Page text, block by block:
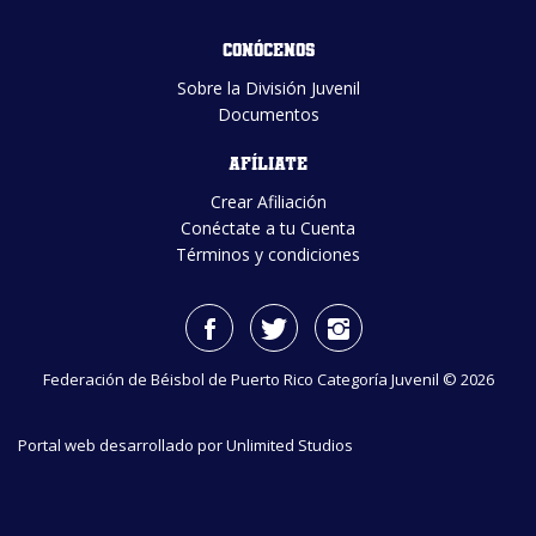
Conócenos
Sobre la División Juvenil
Documentos
Afíliate
Crear Afiliación
Conéctate a tu Cuenta
Términos y condiciones
Federación de Béisbol de Puerto Rico Categoría Juvenil © 2026
Portal web desarrollado porUnlimited Studios